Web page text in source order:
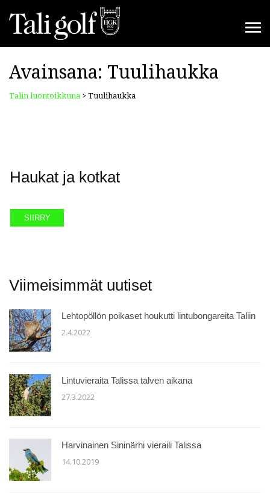
Avainsana: Tuulihaukka
Talin luontoikkuna > Tuulihaukka
Haukat ja kotkat
SIIRRY
Viimeisimmät uutiset
Lehtopöllön poikaset houkutti lintubongareita Taliin
2.4.2022
Lintuvieraita Talissa talven aikana
27.3.2022
Harvinainen Sininärhi vieraili Talissa
14.10.2019